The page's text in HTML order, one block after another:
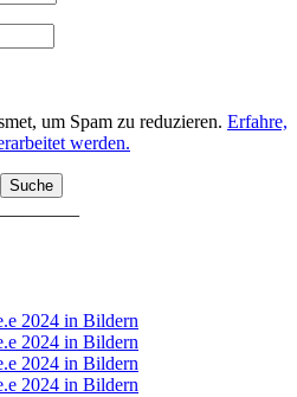
um Spam zu reduzieren. Erfahre,
werden.